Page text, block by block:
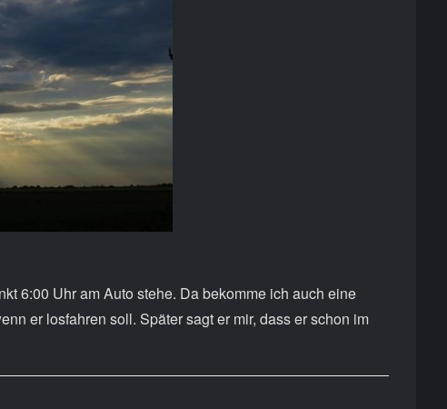
6:00 Uhr am Auto stehe. Da bekomme ich auch eine
er losfahren soll. Später sagt er mir, dass er schon im